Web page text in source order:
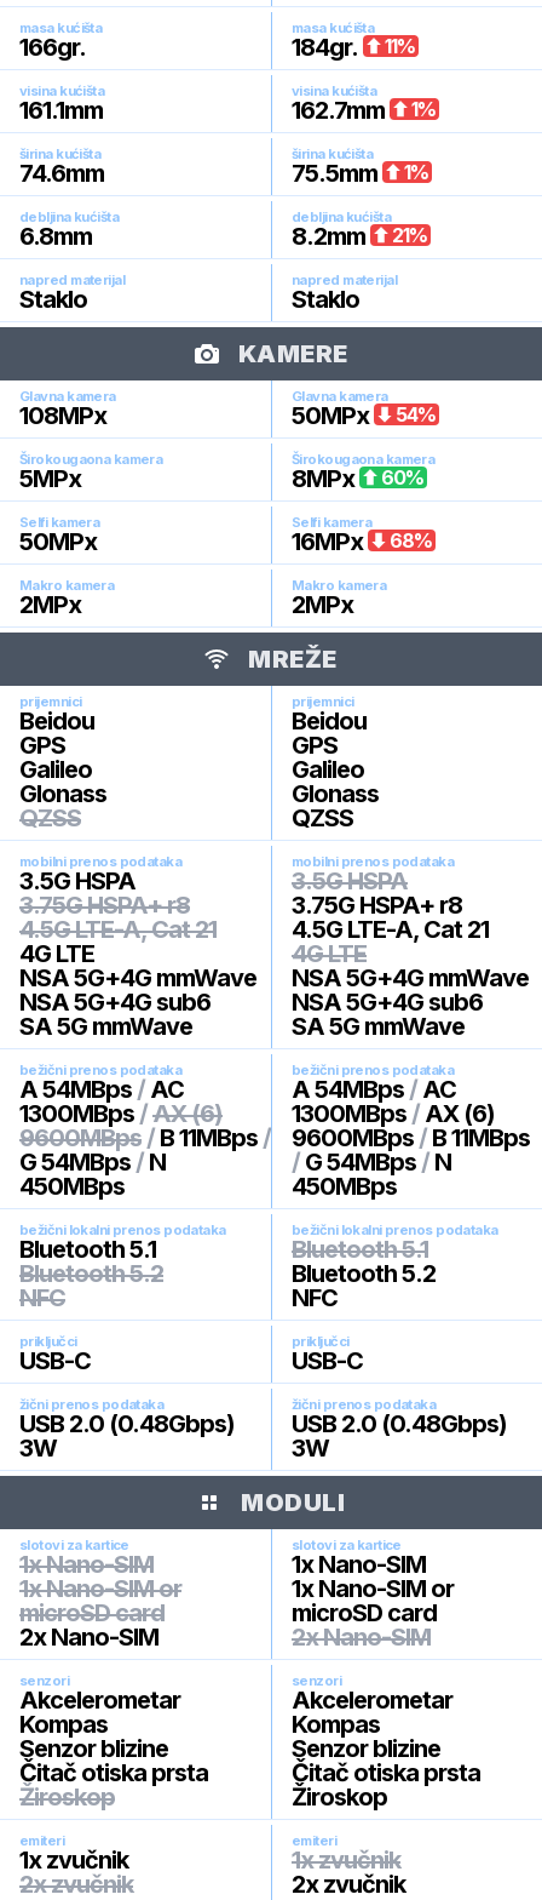
masa kućišta
166gr.
masa kućišta
184gr. 11%
visina kućišta
161.1mm
visina kućišta
162.7mm 1%
širina kućišta
74.6mm
širina kućišta
75.5mm 1%
debljina kućišta
6.8mm
debljina kućišta
8.2mm 21%
napred materijal
Staklo
napred materijal
Staklo
KAMERE
Glavna kamera
108MPx
Glavna kamera
50MPx 54%
Širokougaona kamera
5MPx
Širokougaona kamera
8MPx 60%
Selfi kamera
50MPx
Selfi kamera
16MPx 68%
Makro kamera
2MPx
Makro kamera
2MPx
MREŽE
prijemnici
Beidou
GPS
Galileo
Glonass
QZSS
prijemnici
Beidou
GPS
Galileo
Glonass
QZSS
mobilni prenos podataka
3.5G HSPA
3.75G HSPA+ r8
4.5G LTE-A, Cat 21
4G LTE
NSA 5G+4G mmWave
NSA 5G+4G sub6
SA 5G mmWave
mobilni prenos podataka
3.5G HSPA
3.75G HSPA+ r8
4.5G LTE-A, Cat 21
4G LTE
NSA 5G+4G mmWave
NSA 5G+4G sub6
SA 5G mmWave
bežični prenos podataka
A 54MBps / AC
1300MBps /AX (6)
9600MBps / B 11MBps /
G 54MBps / N
450MBps
bežični prenos podataka
A 54MBps / AC
1300MBps / AX (6)
9600MBps / B 11MBps
/ G 54MBps / N
450MBps
bežični lokalni prenos podataka
Bluetooth 5.1
Bluetooth 5.2
NFC
bežični lokalni prenos podataka
Bluetooth 5.1
Bluetooth 5.2
NFC
priključci
USB-C
priključci
USB-C
žični prenos podataka
USB 2.0 (0.48Gbps)
3W
žični prenos podataka
USB 2.0 (0.48Gbps)
3W
MODULI
slotovi za kartice
1x Nano-SIM
1x Nano-SIM or
microSD card
2x Nano-SIM
slotovi za kartice
1x Nano-SIM
1x Nano-SIM or
microSD card
2x Nano-SIM
senzori
Akcelerometar
Kompas
Senzor blizine
Čitač otiska prsta
Žiroskop
senzori
Akcelerometar
Kompas
Senzor blizine
Čitač otiska prsta
Žiroskop
emiteri
1x zvučnik
2x zvučnik
emiteri
1x zvučnik
2x zvučnik